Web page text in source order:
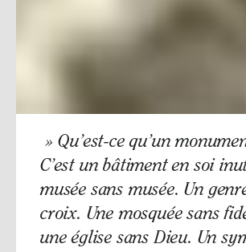
» Qu’est-ce qu’un
C’est un bâtiment en soi
musée sans musée. Un
croix. Une mosquée sans
une église sans Dieu. Un